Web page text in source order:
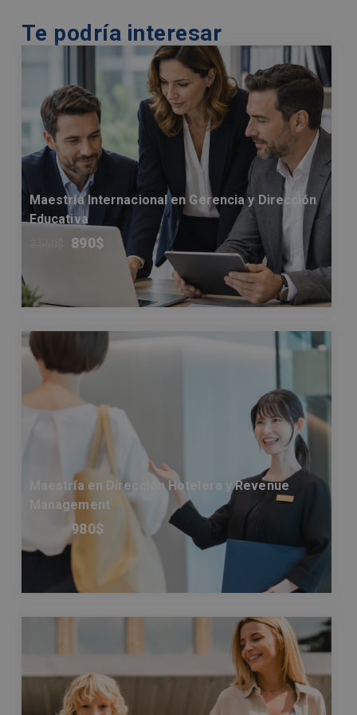
Te podría interesar
Maestría Internacional en Gerencia y Dirección
Educativa
890$
Maestría en Dirección Hotelera y Revenue
Management
980$